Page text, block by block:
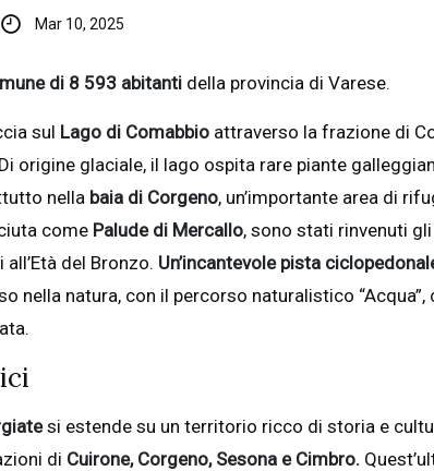
Mar 10, 2025
di 8 593 abitanti della provincia di Varese.
sul Lago di Comabbio attraverso la frazione di
origine glaciale, il lago ospita rare piante
nella baia di Corgeno, un’importante area di
come Palude di Mercallo, sono stati rinvenuti
del Bronzo. Un’incantevole pista
nella natura, con il percorso naturalistico
si estende su un territorio ricco di storia e
di Cuirone, Corgeno, Sesona e Cimbro.